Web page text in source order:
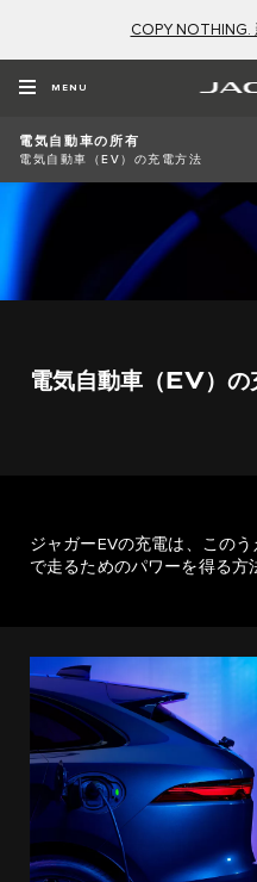
COPY NOTHING.
MENU
電気自動車の所有
電気自動車（EV）の充電方法
電気自動車（EV）の
ジャガーEVの充電は、この
で走るためのパワーを得る方